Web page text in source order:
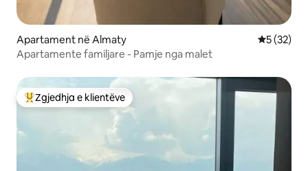
Apartament në Almaty Vlerësimi
5 (32)
Apartamente familjare - Pamje nga malet
Më të mirat e zgjedhjeve të klientëve
Zgjedhja e klientëve